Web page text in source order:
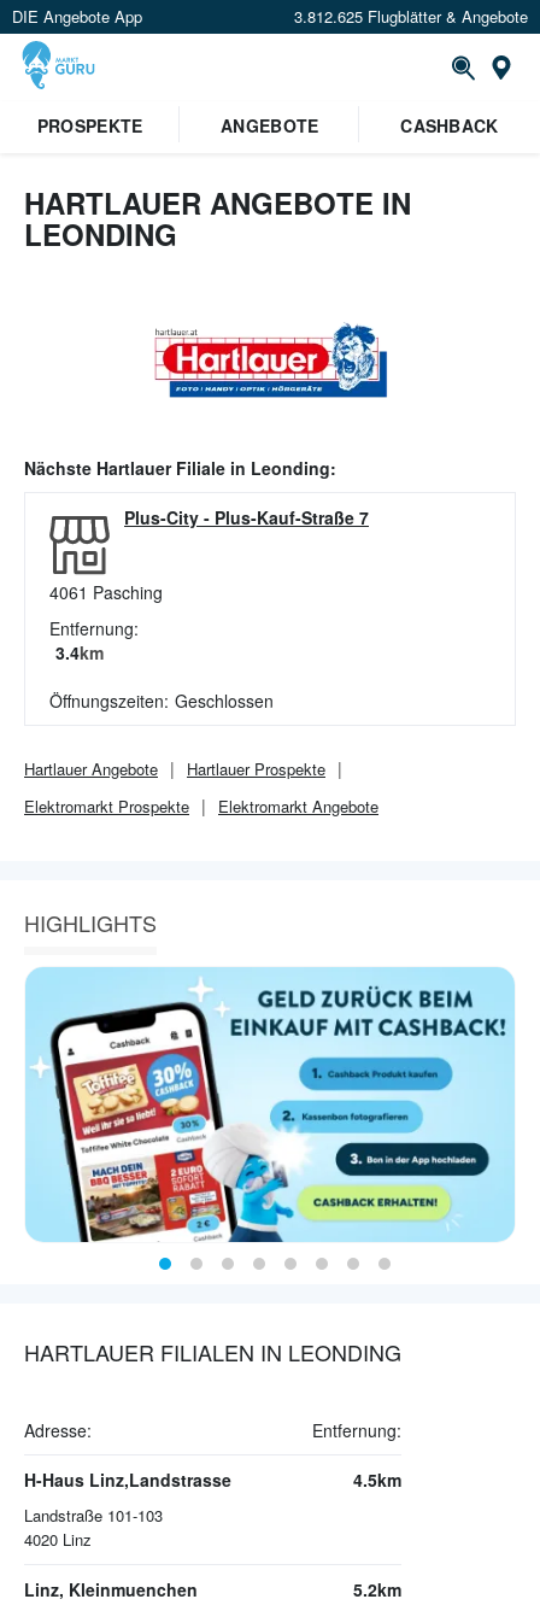
DIE Angebote App 3.812.625 Flugblätter & Angebote
PROSPEKTE
ANGEBOTE CASHBACK
HARTLAUER ANGEBOTE IN
LEONDING
Nächste HartlauerFiliale in Leonding:
Plus-City - Plus-Kauf-Straße 7
4061 Pasching
Entfernung:
3.4km
Öffnungszeiten: Geschlossen
HartlauerAngebote HartlauerProspekte
Elektromarkt Prospekte Elektromarkt Angebote
HIGHLIGHTS
HARTLAUER FILIALEN IN LEONDING
Adresse: Entfernung:
H-Haus Linz,Landstrasse
Landstraße 101-103
4020 Linz
4.5km
Linz, Kleinmuenchen 5.2km